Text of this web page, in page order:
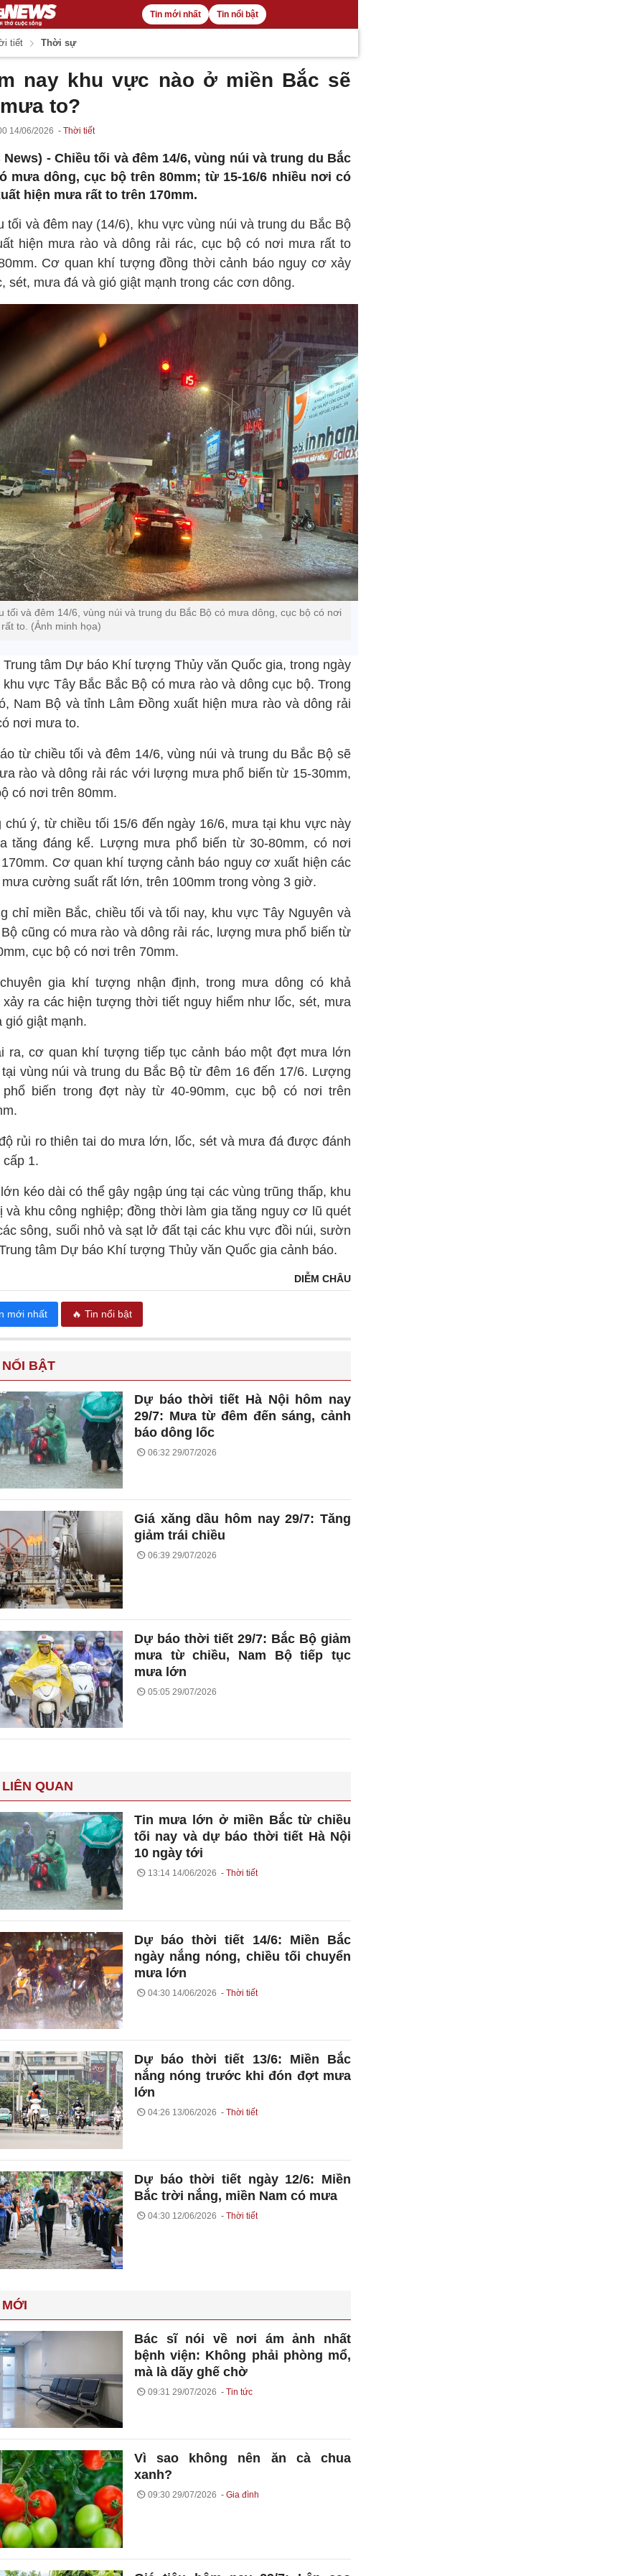
Tin mới nhất Tin nổi bật
tiết Thời sự
nay khu vực nào ở miền Bắc sẽ
to?
14/06/2026 Thời tiết
News) - Chiều tối và đêm 14/6, vùng núi và trung du Bắc
mưa dông, cục bộ trên 80mm; từ 15-16/6 nhiều nơi có
hiện mưa rất to trên 170mm.
tối và đêm nay (14/6), khu vực vùng núi và trung du Bắc Bộ
hiện mưa rào và dông rải rác, cục bộ có nơi mưa rất to
Cơ quan khí tượng đồng thời cảnh báo nguy cơ xảy
sét, mưa đá và gió giật mạnh trong các cơn dông.
tối và đêm 14/6, vùng núi và trung du Bắc Bộ có mưa dông, cục bộ có nơi
to. (Ảnh minh họa)
Trung tâm Dự báo Khí tượng Thủy văn Quốc gia, trong ngày
khu vực Tây Bắc Bắc Bộ có mưa rào và dông cục bộ. Trong
Nam Bộ và tỉnh Lâm Đồng xuất hiện mưa rào và dông rải
nơi mưa to.
từ chiều tối và đêm 14/6, vùng núi và trung du Bắc Bộ sẽ
rào và dông rải rác với lượng mưa phổ biến từ 15-30mm,
có nơi trên 80mm.
chú ý, từ chiều tối 15/6 đến ngày 16/6, mưa tại khu vực này
tăng đáng kể. Lượng mưa phổ biến từ 30-80mm, có nơi
Cơ quan khí tượng cảnh báo nguy cơ xuất hiện các
cường suất rất lớn, trên 100mm trong vòng 3 giờ.
chỉ miền Bắc, chiều tối và tối nay, khu vực Tây Nguyên và
cũng có mưa rào và dông rải rác, lượng mưa phổ biến từ
cục bộ có nơi trên 70mm.
gia khí tượng nhận định, trong mưa dông có khả
xảy ra các hiện tượng thời tiết nguy hiểm như lốc, sét, mưa
gió giật mạnh.
ra, cơ quan khí tượng tiếp tục cảnh báo một đợt mưa lớn
vùng núi và trung du Bắc Bộ từ đêm 16 đến 17/6. Lượng
biến trong đợt này từ 40-90mm, cục bộ có nơi trên
rủi ro thiên tai do mưa lớn, lốc, sét và mưa đá được đánh
1.
kéo dài có thể gây ngập úng tại các vùng trũng thấp, khu
và khu công nghiệp; đồng thời làm gia tăng nguy cơ lũ quét
sông, suối nhỏ và sạt lở đất tại các khu vực đồi núi, sườn
tâm Dự báo Khí tượng Thủy văn Quốc gia cảnh báo.
DIỄM CHÂU
mới nhất 🔥 Tin nổi bật
BẬT
Dự báo thời tiết Hà Nội hôm nay
29/7: Mưa từ đêm đến sáng, cảnh
báo dông lốc
06:32 29/07/2026
Giá xăng dầu hôm nay 29/7: Tăng
giảm trái chiều
06:39 29/07/2026
Dự báo thời tiết 29/7: Bắc Bộ giảm
mưa từ chiều, Nam Bộ tiếp tục
mưa lớn
05:05 29/07/2026
QUAN
Tin mưa lớn ở miền Bắc từ chiều
tối nay và dự báo thời tiết Hà Nội
10 ngày tới
13:14 14/06/2026 Thời tiết
Dự báo thời tiết 14/6: Miền Bắc
ngày nắng nóng, chiều tối chuyển
mưa lớn
04:30 14/06/2026 Thời tiết
Dự báo thời tiết 13/6: Miền Bắc
nắng nóng trước khi đón đợt mưa
lớn
04:26 13/06/2026 Thời tiết
Dự báo thời tiết ngày 12/6: Miền
Bắc trời nắng, miền Nam có mưa
04:30 12/06/2026 Thời tiết
Bác sĩ nói về nơi ám ảnh nhất
bệnh viện: Không phải phòng mổ,
mà là dãy ghế chờ
09:31 29/07/2026 Tin tức
Vì sao không nên ăn cà chua
xanh?
09:30 29/07/2026 Gia đình